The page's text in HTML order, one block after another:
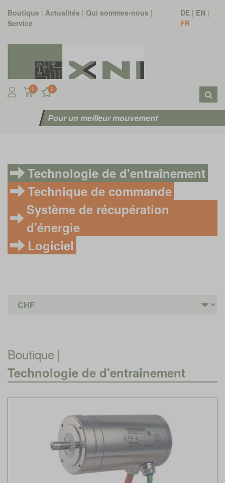
Boutique | Actualités | Qui sommes-nous |
Service
DE| EN |
FR
0 0
Pour un meilleur mouvement
Technologie de d'entraînement
Technique de commande
Système de récupération
d'énergie
Logiciel
Boutique |
Technologie de d'entraînement